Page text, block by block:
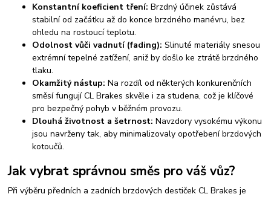
Konstantní koeficient tření: Brzdný účinek zůstává
stabilní od začátku až do konce brzdného manévru, bez
ohledu na rostoucí teplotu.
Odolnost vůči vadnutí (fading): Slinuté materiály snesou
extrémní tepelné zatížení, aniž by došlo ke ztrátě brzdného
tlaku.
Okamžitý nástup: Na rozdíl od některých konkurenčních
směsí fungují CL Brakes skvěle i za studena, což je klíčové
pro bezpečný pohyb v běžném provozu.
Dlouhá životnost a šetrnost: Navzdory vysokému výkonu
jsou navrženy tak, aby minimalizovaly opotřebení brzdových
kotoučů.
Jak vybrat správnou směs pro váš vůz?
Při výběru předních a zadních brzdových destiček CL Brakes je